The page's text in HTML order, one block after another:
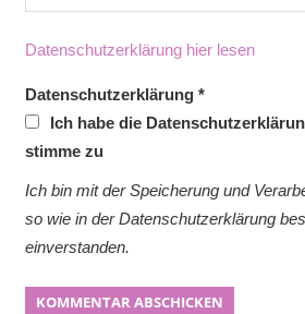
Datenschutzerklärung hier lesen
Datenschutzerklärung*
Ich habe die
stimme zu
Ich bin mit der Speicherung und
so wie in der Datenschutzerklärung
einverstanden.